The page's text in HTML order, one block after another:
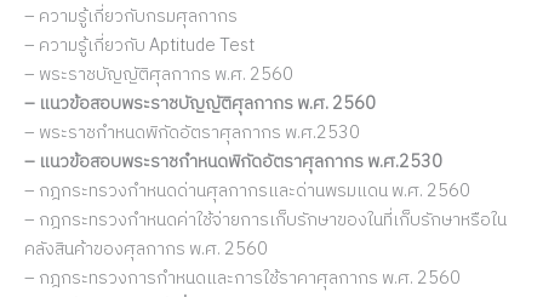
– ความรู้เกี่ยวกับกรมศุลกากร
– ความรู้เกี่ยวกับ Aptitude Test
– พระราชบัญญัติศุลกากร พ.ศ. 2560
– แนวข้อสอบพระราชบัญญัติศุลกากร พ.ศ. 2560
– พระราชกำหนดพิกัดอัตราศุลกากร พ.ศ.2530
– แนวข้อสอบพระราชกำหนดพิกัดอัตราศุลกากร พ.ศ.2530
– กฎกระทรวงกำหนดด่านศุลกากรและด่านพรมแดน พ.ศ. 2560
– กฎกระทรวงกำหนดค่าใช้จ่ายการเก็บรักษาของในที่เก็บรักษาหรือใน
คลังสินค้าของศุลกากร พ.ศ. 2560
– กฎกระทรวงการกำหนดและการใช้ราคาศุลกากร พ.ศ. 2560